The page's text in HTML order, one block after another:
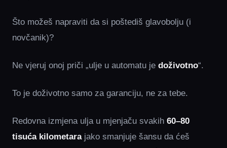
Što možeš napraviti da si poštediš glavobolju (i
novčanik)?
Ne vjeruj onoj priči „ulje u automatu je doživotno“.
To je doživotno samo za garanciju, ne za tebe.
Redovna izmjena ulja u mjenjaču svakih 60–80
tisuća kilometarajako smanjuje šansu da ćeš